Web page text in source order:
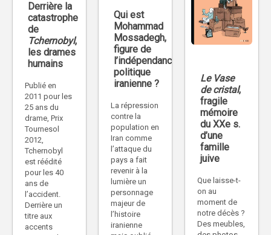
Derrière la
catastrophe
de
Tchernobyl,
les drames
humains
Publié en
2011 pour les
25 ans du
drame, Prix
Tournesol
2012,
Tchernobyl
est réédité
pour les 40
ans de
l’accident.
Derrière un
titre aux
accents
Qui est
Mohammad
Mossadegh,
figure de
l’indépendance
politique
iranienne ?
La répression
contre la
population en
Iran comme
l’attaque du
pays a fait
revenir à la
lumière un
personnage
majeur de
l’histoire
iranienne
Le Vase
de cristal,
fragile
mémoire
du XXe s.
d’une
famille
juive
Que laisse-t-
on au
moment de
notre décès ?
Des meubles,